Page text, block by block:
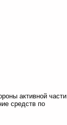
активной части
средств по